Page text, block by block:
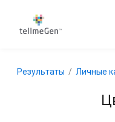
Результаты Личные